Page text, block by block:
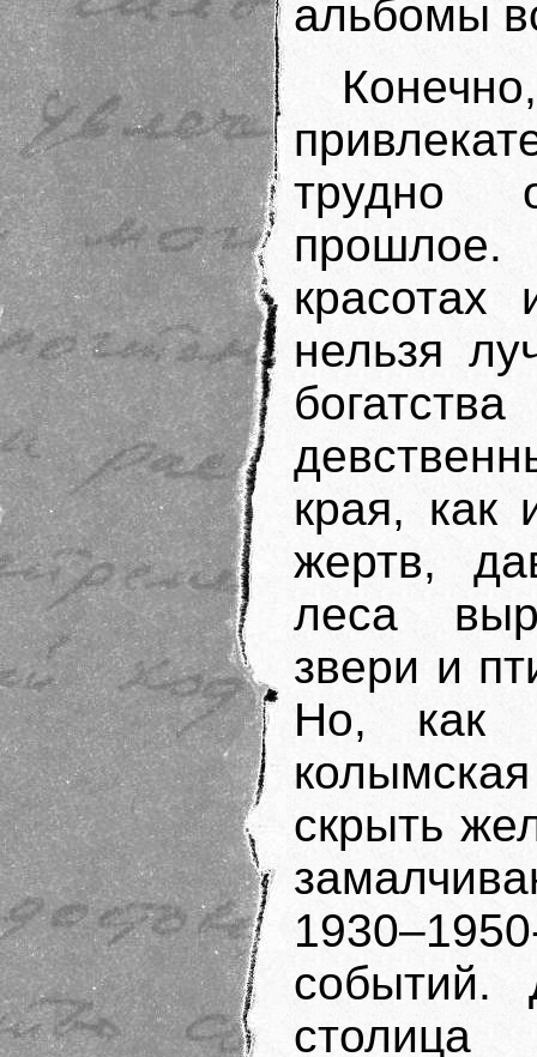
альбомы
трудно
красотах
нельзя
края, как
жертв,
леса
звери и
Но, как
скрыть
событий.